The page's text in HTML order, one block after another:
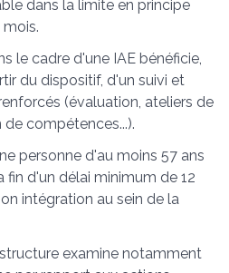
dans la limite en principe
le cadre d'une IAE bénéficie,
du dispositif, d'un suivi et
(évaluation, ateliers de
compétences...).
personne d'au moins 57 ans
fin d'un délai minimum de 12
intégration au sein de la
examine notamment